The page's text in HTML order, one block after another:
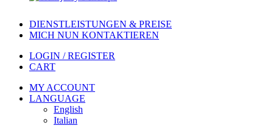
DIENSTLEISTUNGEN & PREISE
MICH NUN KONTAKTIEREN
LOGIN / REGISTER
CART
MY ACCOUNT
LANGUAGE
English
Italian